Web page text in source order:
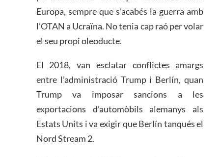
Europa, sempre que s’acabés la guerra amb
l’OTAN a Ucraïna. No tenia cap raó per volar
el seu propi oleoducte.
El 2018, van esclatar conflictes amargs
entre l’administració Trump i Berlín, quan
Trump va imposar sancions a les
exportacions d’automòbils alemanys als
Estats Units i va exigir que Berlín tanqués el
Nord Stream 2.